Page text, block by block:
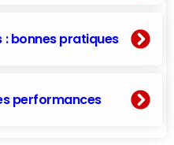
: bonnes pratiques
performances